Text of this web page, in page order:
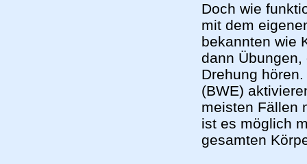
Doch wie
mit dem
bekannten wie
dann
Drehung
(BWE)
meisten Fällen
ist es möglich
gesamten